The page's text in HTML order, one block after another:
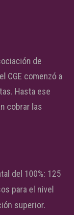
de
CGE comenzó a
Hasta ese
cobrar las
del 100%: 125
para el nivel
superior.